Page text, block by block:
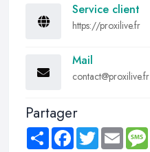
Service client
https://proxilive.fr
Mail
contact@proxilive.fr
Partager
Share FacebookTwitter Email